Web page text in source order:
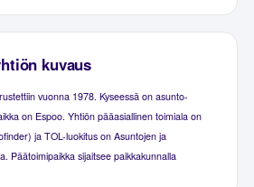
kuvaus
vuonna 1978. Kyseessä on asunto-
on Espoo. Yhtiön pääasiallinen toimiala on
ja TOL-luokitus on Asuntojen ja
Päätoimipaikka sijaitsee paikkakunnalla